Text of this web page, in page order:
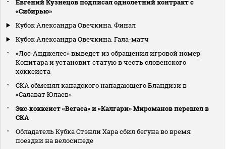
Евгений Кузнецов подписал однолетний контракт с
«Сибирью»
Кубок Александра Овечкина. Финал
Кубок Александра Овечкина. Гала-матч
«Лос‑Анджелес» выведет из обращения игровой номер
Копитара и установит статую в честь словенского
хоккеиста
СКА обменял канадского нападающего Бландизи в
«Салават Юлаев»
Экс‑хоккеист «Вегаса» и «Калгари» Мироманов перешел в
СКА
Обладатель Кубка Стэнли Хара сбил бегуна во время
поездки на велосипеде